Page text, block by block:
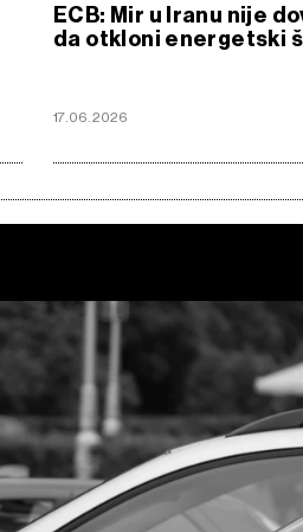
ECB: Mir u Iranu nije
da otkloni energetski
17.06.2026